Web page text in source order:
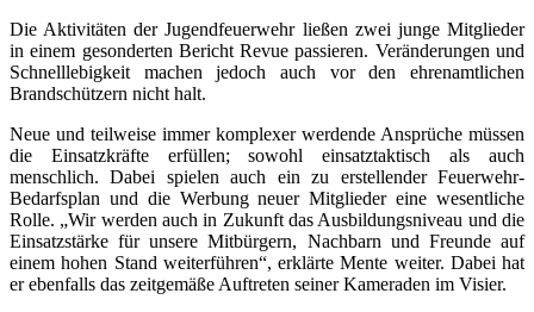
Die Aktivitäten der Jugendfeuerwehr ließen zwei junge Mitglieder
in einem gesonderten Bericht Revue passieren. Veränderungen und
Schnelllebigkeit machen jedoch auch vor den ehrenamtlichen
Brandschützern nicht halt.
Neue und teilweise immer komplexer werdende Ansprüche müssen
die Einsatzkräfte erfüllen; sowohl einsatztaktisch als auch
menschlich. Dabei spielen auch ein zu erstellender Feuerwehr-
Bedarfsplan und die Werbung neuer Mitglieder eine wesentliche
Rolle. „Wir werden auch in Zukunft das Ausbildungsniveau und die
Einsatzstärke für unsere Mitbürgern, Nachbarn und Freunde auf
einem hohen Stand weiterführen“, erklärte Mente weiter. Dabei hat
er ebenfalls das zeitgemäße Auftreten seiner Kameraden im Visier.